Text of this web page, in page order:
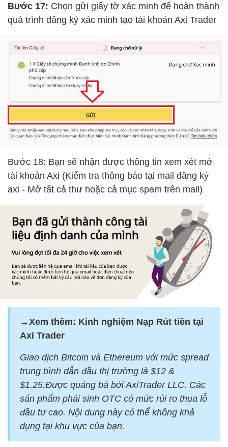
Bước 17: Chọn gửi giấy tờ xác minh để hoàn thành
quá trình đăng ký xác minh tạo tài khoản Axi Trader
Bước 18: Bạn sẽ nhận được thông tin xem xét mở
tài khoản Axi (Kiểm tra thông báo tại mail đăng ký
axi - Mở tất cả thư hoặc cả mục spam trên mail)
→Xem thêm: Kinh nghiệm Nạp Rút tiền tại
Axi Trader
Giao dịch Bitcoin và Ethereum với mức spread
trung bình dẫn đầu thị trường là $12 &
$1.25.Được quảng bá bởi AxiTrader LLC. Các
sản phẩm phái sinh OTC có mức rủi ro thua lỗ
đầu tư cao. Nội dung này có thể không khả
dụng tại khu vực của bạn.